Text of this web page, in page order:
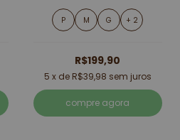
P M G + 2
R$199,90
5 x de R$39,98 sem juros
compre agora